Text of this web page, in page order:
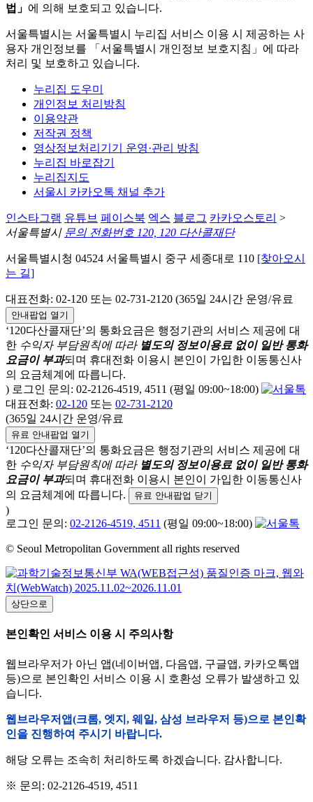
법」 에 의해 보호되고 있습니다.
서울특별시는 서울특별시 누리집 서비스 이용 시 제공하는 사
용자 개인정보를 「서울특별시 개인정보 보호지침」에 따라
처리 및 보호하고 있습니다.
누리집 도우미
개인정보 처리방침
이용약관
저작권 정책
영상정보처리기기 운영·관리 방침
누리집 바로잡기
누리집지도
서울시 카카오톡 채널 추가
인스타그램 유튜브 페이스북 엑스 블로그 카카오스토리 >
서울특별시 문의 전화번호 120, 120 다산콜재단
서울특별시청 04524 서울특별시 중구 세종대로 110 [찾아오시
는 길]
대표전화: 02-120 또는 02-731-2120 (365일 24시간 운영/유료
안내팝업 열기
‘120다산콜재단’의 통화요금은 행정기관의 서비스 제공에 대
한 수익자 부담원칙에 따라 별도의 정보이용료 없이 일반 통화
요금이 부과되며 휴대전화 이용시 본인이 가입한 이동통신사
의 요금체계에 따릅니다.
) 로그인 문의: 02-2126-4519, 4511 (평일 09:00~18:00)
대표전화: 02-120 또는 02-731-2120
(365일 24시간 운영/유료
유료 안내팝업 열기
‘120다산콜재단’의 통화요금은 행정기관의 서비스 제공에 대
한 수익자 부담원칙에 따라 별도의 정보이용료 없이 일반 통화
요금이 부과되며 휴대전화 이용시 본인이 가입한 이동통신사
의 요금체계에 따릅니다.
유료 안내팝업 닫기
)
로그인 문의: 02-2126-4519, 4511 (평일 09:00~18:00)
© Seoul Metropolitan Government all rights reserved
상단으로
본인확인 서비스 이용 시 주의사항
웹브라우저가 아닌 앱(네이버앱, 다음앱, 구글앱, 카카오톡앱
등)으로 본인확인 서비스 이용 시 호환성 오류가 발생하고 있
습니다.
웹브라우저앱(크롬, 엣지, 웨일, 삼성 브라우저 등)으로 본인확
인을 진행하여 주시기 바랍니다.
해당 오류는 조속히 처리하도록 하겠습니다. 감사합니다.
※ 문의: 02-2126-4519, 4511